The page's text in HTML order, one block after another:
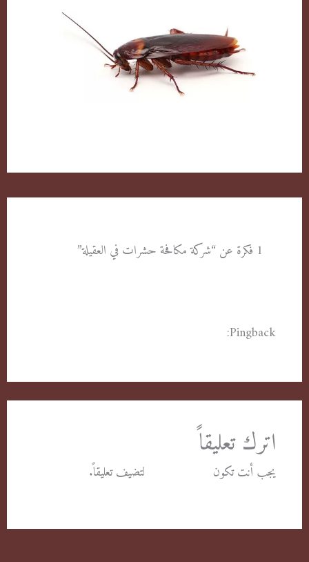
1 فكرة عن “شركة مكافحة حشرات في العقيلة”
Pingback:
اترك تعليقاً
يجب أنت تكون لتضيف تعليقاً.